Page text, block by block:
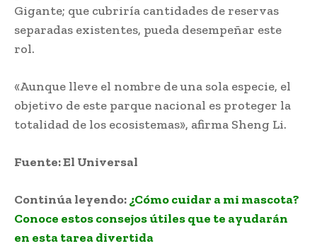
Gigante; que cubriría cantidades de reservas
separadas existentes, pueda desempeñar este
rol.
«Aunque lleve el nombre de una sola especie, el
objetivo de este parque nacional es proteger la
totalidad de los ecosistemas», afirma Sheng Li.
Fuente: El Universal
Continúa leyendo: ¿Cómo cuidar a mi mascota?
Conoce estos consejos útiles que te ayudarán
en esta tarea divertida